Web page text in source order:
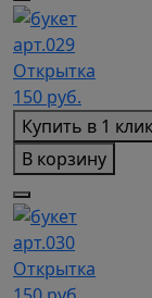
арт.029
Открытка
150 руб.
Купить в 1 клик
В корзину
арт.030
Открытка